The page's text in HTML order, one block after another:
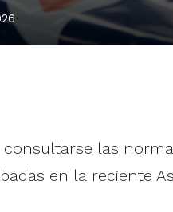
consultarse las
en la reciente